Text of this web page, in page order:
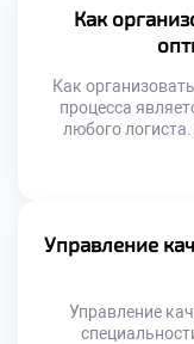
Выпускники
цифровом
является
Как
Как
процесса
любого
Избыток
запасами
специальности
тему углубленно.
Управление
Управление